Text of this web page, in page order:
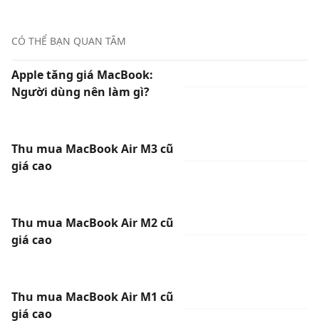
CÓ THỂ BẠN QUAN TÂM
Apple tăng giá MacBook:
Người dùng nên làm gì?
Thu mua MacBook Air M3 cũ
giá cao
Thu mua MacBook Air M2 cũ
giá cao
Thu mua MacBook Air M1 cũ
giá cao